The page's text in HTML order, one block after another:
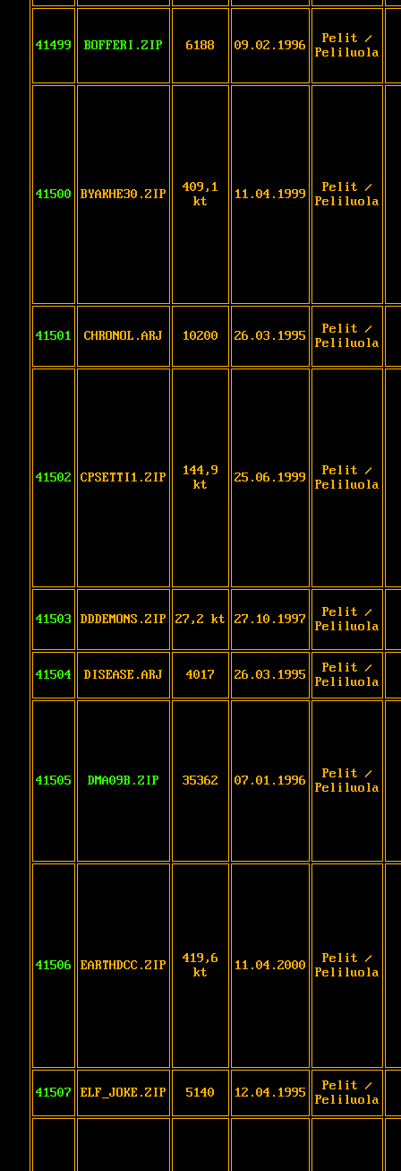
41499 BOFFERI.ZIP 6188 09.02.1996
Pelit /
Peliluola
41500 BYAKHE30.ZIP
409,1
kt
11.04.1999
Pelit /
Peliluola
41501 CHRONOL.ARJ 10200 26.03.1995
Pelit /
Peliluola
41502 CPSETTI1.ZIP
144,9
kt
25.06.1999
Pelit /
Peliluola
41503 DDDEMONS.ZIP 27,2 kt 27.10.1997
Pelit /
Peliluola
41504 DISEASE.ARJ 4017 26.03.1995
Pelit /
Peliluola
41505 DMA09B.ZIP 35362 07.01.1996
Pelit /
Peliluola
41506 EARTHDCC.ZIP
419,6
kt
11.04.2000
Pelit /
Peliluola
41507 ELF_JOKE.ZIP 5140 12.04.1995
Pelit /
Peliluola